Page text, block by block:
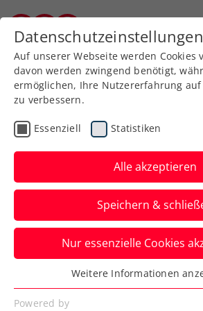
Zurück zur Newsübersicht
Turniere
Olympia:
Auslosung für
lösbare Aufgabe
Für die ÖTV-Asse geht es in
frühestens am Samstag mit
Aufschlag los.
Verfasst von: Manuel Wachta, 25.07.2024
Datenschutzeinstellungen
Auf unserer Webseite werden Cookies
davon werden zwingend benötigt,
ermöglichen, Ihre Nutzererfahrung
zu verbessern.
Essenziell Statistiken
Alle akzeptieren
Speichern &
Nur essenzielle Cookies
Essenziell
Essenzielle Cookies werden für
Weitere Informationen
Powered by